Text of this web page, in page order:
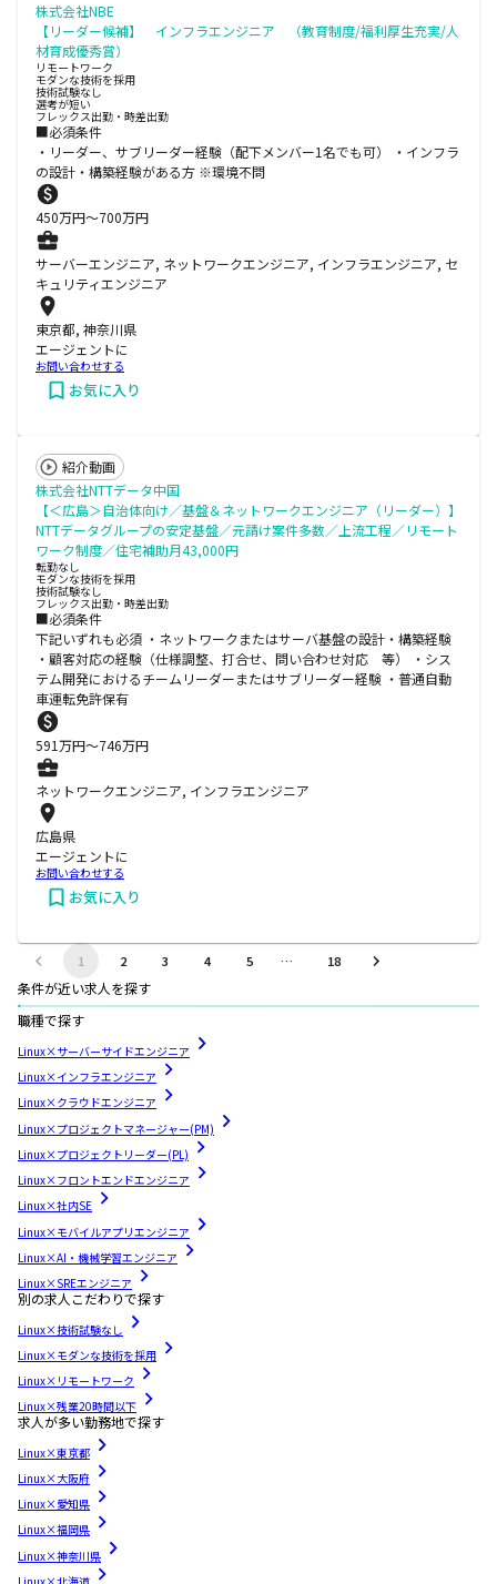
株式会社NBE
【リーダー候補】 インフラエンジニア （教育制度/福利厚生充実/人
材育成優秀賞）
リモートワーク
モダンな技術を採用
技術試験なし
選考が短い
フレックス出勤・時差出勤
■必須条件
・リーダー、サブリーダー経験（配下メンバー1名でも可） ・インフラ
の設計・構築経験がある方 ※環境不問
450万円〜700万円
サーバーエンジニア, ネットワークエンジニア, インフラエンジニア, セ
キュリティエンジニア
東京都, 神奈川県
エージェントに
お問い合わせする
お気に入り
紹介動画
株式会社NTTデータ中国
【＜広島＞自治体向け／基盤＆ネットワークエンジニア（リーダー）】
NTTデータグループの安定基盤／元請け案件多数／上流工程／リモート
ワーク制度／住宅補助月43,000円
転勤なし
モダンな技術を採用
技術試験なし
フレックス出勤・時差出勤
■必須条件
下記いずれも必須 ・ネットワークまたはサーバ基盤の設計・構築経験
・顧客対応の経験（仕様調整、打合せ、問い合わせ対応 等） ・シス
テム開発におけるチームリーダーまたはサブリーダー経験 ・普通自動
車運転免許保有
591万円〜746万円
ネットワークエンジニア, インフラエンジニア
広島県
エージェントに
お問い合わせする
お気に入り
1 2 3 4 5 … 18
条件が近い求人を探す
職種で探す
Linux×サーバーサイドエンジニア
Linux×インフラエンジニア
Linux×クラウドエンジニア
Linux×プロジェクトマネージャー(PM)
Linux×プロジェクトリーダー(PL)
Linux×フロントエンドエンジニア
Linux×社内SE
Linux×モバイルアプリエンジニア
Linux×AI・機械学習エンジニア
Linux×SREエンジニア
別の求人こだわりで探す
Linux×技術試験なし
Linux×モダンな技術を採用
Linux×リモートワーク
Linux×残業20時間以下
求人が多い勤務地で探す
Linux×東京都
Linux×大阪府
Linux×愛知県
Linux×福岡県
Linux×神奈川県